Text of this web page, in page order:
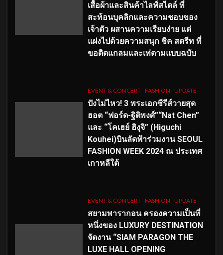
เสื้อผ้าและสินค้าไลฟ์สไตล์ ที่
สะท้อนบุคลิกและความชอบของ
เจ้าตัว ผสานความเรียบง่าย แต่
แฝงไปด้วยความสนุก ชิค สตรีท ที่
ขอติดแกลมและเท่ตามแบบฉบับ
EVENT & CONCERT FASHION UPDATE
ปังไม่ไหว! 3 พระเอกซีรีส์วายสุด
ฮอต “ฟอร์ด-ฐิติพงศ์”“Nat Chen”
และ “โคเฮย์ ฮิงุจิ” (Higuchi
Kouhei)บินลัดฟ้าร่วมงาน SEOUL
FASHION WEEK 2024 ณ ประเทศ
เกาหลีใต้
EVENT & CONCERT FASHION UPDATE
สยามพารากอน ครองความเป็นที่
หนึ่งของ LUXURY DESTINATION
จัดงาน “SIAM PARAGON THE
LUXE HALL OPENING